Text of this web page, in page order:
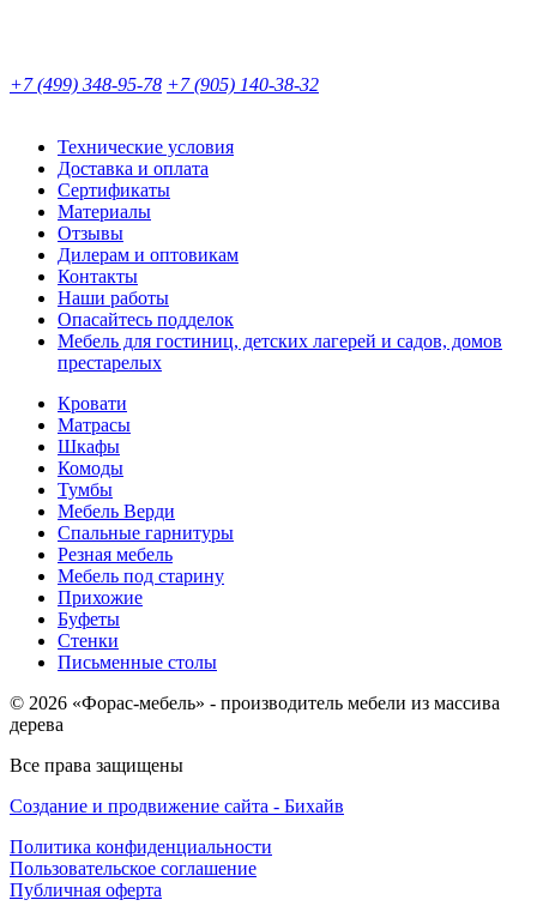
+7 (499) 348-95-78 +7 (905) 140-38-32
Технические условия
Доставка и оплата
Сертификаты
Материалы
Отзывы
Дилерам и оптовикам
Контакты
Наши работы
Опасайтесь подделок
Мебель для гостиниц, детских лагерей и садов, домов
престарелых
Кровати
Матрасы
Шкафы
Комоды
Тумбы
Мебель Верди
Спальные гарнитуры
Резная мебель
Мебель под старину
Прихожие
Буфеты
Стенки
Письменные столы
© 2026 «Форас-мебель» - производитель мебели из массива
дерева
Все права защищены
Создание и продвижение сайта - Бихайв
Политика конфиденциальности
Пользовательское соглашение
Публичная оферта